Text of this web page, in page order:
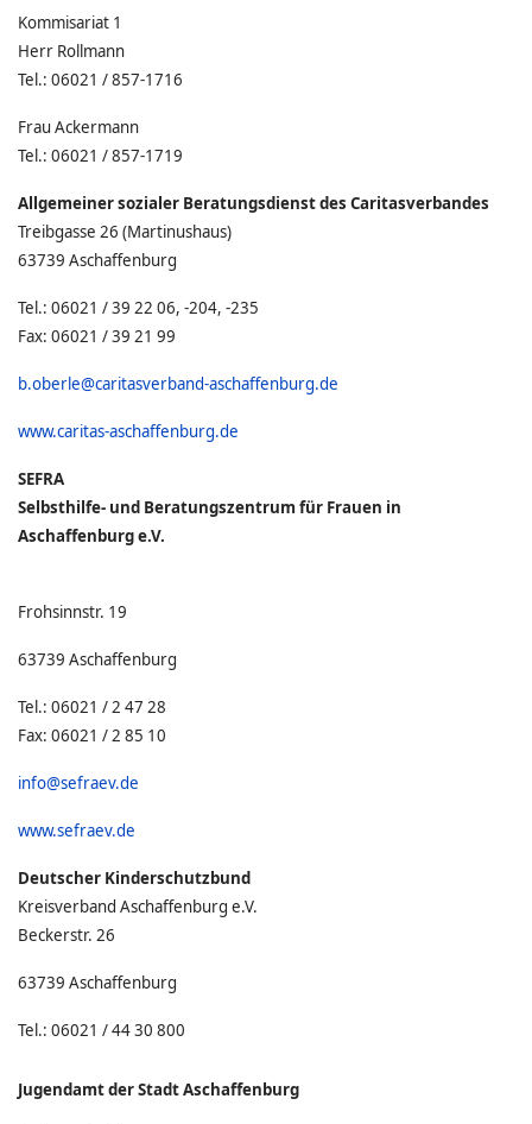
Kommisariat 1
Herr Rollmann
Tel.: 06021 / 857-1716
Frau Ackermann
Tel.: 06021 / 857-1719
Allgemeiner sozialer Beratungsdienst des Caritasverbandes
Treibgasse 26 (Martinushaus)
63739 Aschaffenburg
Tel.: 06021 / 39 22 06, -204, -235
Fax: 06021 / 39 21 99
b.oberle@caritasverband-aschaffenburg.de
www.caritas-aschaffenburg.de
SEFRA
Selbsthilfe- und Beratungszentrum für Frauen in
Aschaffenburg e.V.
Frohsinnstr. 19
63739 Aschaffenburg
Tel.: 06021 / 2 47 28
Fax: 06021 / 2 85 10
info@sefraev.de
www.sefraev.de
Deutscher Kinderschutzbund
Kreisverband Aschaffenburg e.V.
Beckerstr. 26
63739 Aschaffenburg
Tel.: 06021 / 44 30 800
Jugendamt der Stadt Aschaffenburg